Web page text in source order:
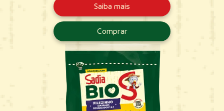
Saiba mais
Comprar